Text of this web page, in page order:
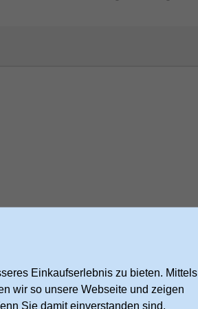
Einkaufserlebnis zu bieten. Mittels
wir so unsere Webseite und zeigen
Sie damit einverstanden sind,